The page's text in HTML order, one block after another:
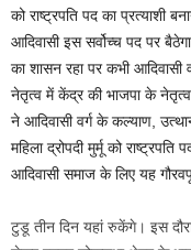
को राष्ट्रपति पद का प्रत्याशी
आदिवासी इस सर्वोच्च पद पर
का शासन रहा पर कभी आदिवासी
नेतृत्व में केंद्र की भाजपा के
ने आदिवासी वर्ग के कल्याण,
महिला द्रोपदी मुर्मू को
आदिवासी समाज के लिए यह
टुडू तीन दिन यहां रुकेंगे। इस